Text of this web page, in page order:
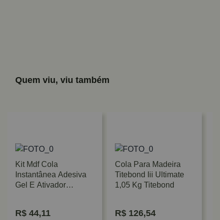
Quem viu, viu também
Kit Mdf Cola
Instantânea Adesiva
Gel E Ativador
R$ 44,11
Cola Para Madeira
Titebond Iii Ultimate
1,05 Kg Titebond
R$ 126,54